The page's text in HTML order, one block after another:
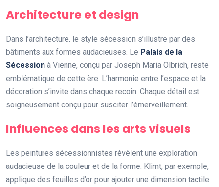
Architecture et design
Dans l’architecture, le style sécession s’illustre par des
bâtiments aux formes audacieuses. Le Palais de la
Sécession à Vienne, conçu par Joseph Maria Olbrich, reste
emblématique de cette ère. L’harmonie entre l’espace et la
décoration s’invite dans chaque recoin. Chaque détail est
soigneusement conçu pour susciter l’émerveillement.
Influences dans les arts visuels
Les peintures sécessionnistes révèlent une exploration
audacieuse de la couleur et de la forme. Klimt, par exemple,
applique des feuilles d’or pour ajouter une dimension tactile